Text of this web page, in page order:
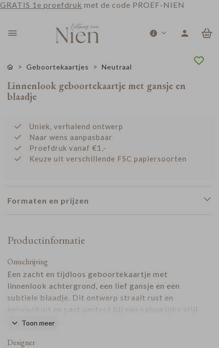
GRATIS 1e proefdruk met de code PROEF-NIEN
Geboortekaartjes Neutraal
Linnenlook geboortekaartje met gansje en
blaadje
Uniek, verhalend ontwerp
Naar wens aanpasbaar
Proefdruk vanaf €1,-
Keuze uit verschillende FSC papiersoorten
Formaten en prijzen
Productinformatie
Omschrijving
Een zacht en tijdloos geboortekaartje met
linnenlook achtergrond, een lief gansje en een
subtiele blaadje. Dit ontwerp straalt rust en
eenvoud uit en past perfect bij een natuurlijke stijl.
Kies je eigen tekst en maak het kaartje helemaal
Toon meer
Designer